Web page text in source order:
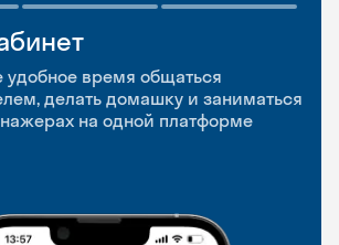
удобное время общаться
делать домашку и заниматься
на одной платформе
и изучать новые слова где
клубы
для разговорной практики
встречи с преподавателями